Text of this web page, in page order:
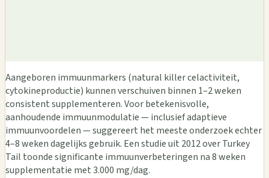
Aangeboren immuunmarkers (natural killer celactiviteit,
cytokineproductie) kunnen verschuiven binnen 1–2 weken
consistent supplementeren. Voor betekenisvolle,
aanhoudende immuunmodulatie — inclusief adaptieve
immuunvoordelen — suggereert het meeste onderzoek echter
4–8 weken dagelijks gebruik. Een studie uit 2012 over Turkey
Tail toonde significante immuunverbeteringen na 8 weken
supplementatie met 3.000 mg/dag.